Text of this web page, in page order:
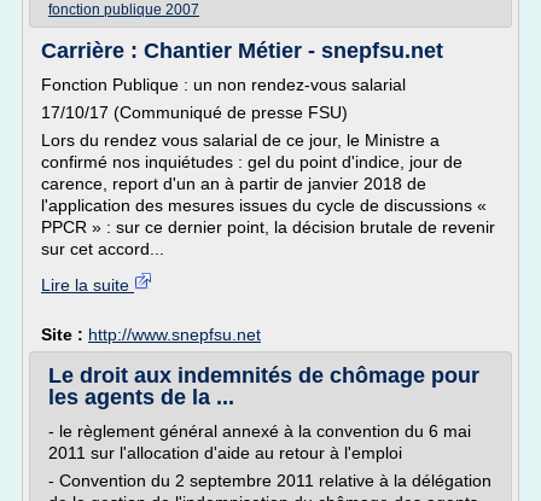
fonction publique 2007
Carrière : Chantier Métier - snepfsu.net
Fonction Publique : un non rendez-vous salarial
17/10/17 (Communiqué de presse FSU)
Lors du rendez vous salarial de ce jour, le Ministre a
confirmé nos inquiétudes : gel du point d'indice, jour de
carence, report d'un an à partir de janvier 2018 de
l'application des mesures issues du cycle de discussions «
PPCR » : sur ce dernier point, la décision brutale de revenir
sur cet accord...
Lire la suite
Site : http://www.snepfsu.net
Le droit aux indemnités de chômage pour
les agents de la ...
- le règlement général annexé à la convention du 6 mai
2011 sur l'allocation d'aide au retour à l'emploi
- Convention du 2 septembre 2011 relative à la délégation